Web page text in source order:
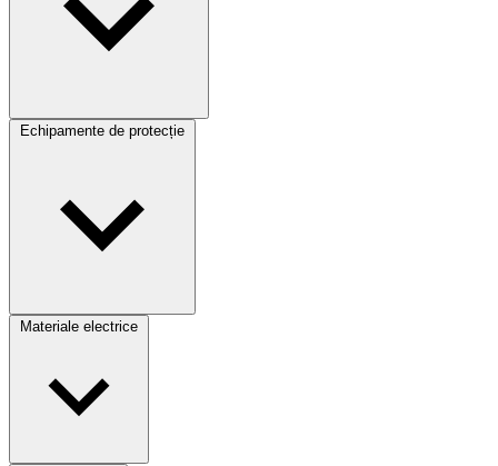
Echipamente de protecție
Materiale electrice